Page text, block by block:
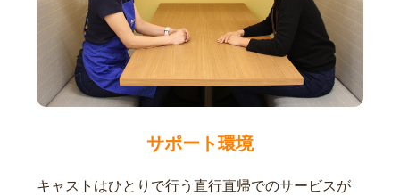
サポート環境
キャストはひとりで行う直行直帰でのサービスが